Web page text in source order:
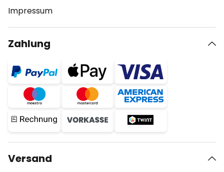
Impressum
Zahlung
Versand